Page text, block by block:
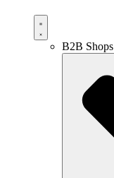
B2B Shops